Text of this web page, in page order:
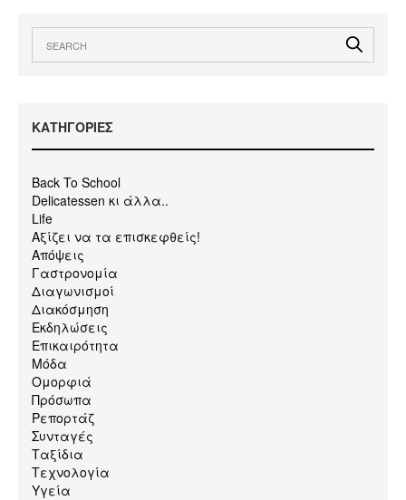
KΑΤΗΓΟΡΙΕΣ
Back To School
Delicatessen κι άλλα..
Life
Αξίζει να τα επισκεφθείς!
Απόψεις
Γαστρονομία
Διαγωνισμοί
Διακόσμηση
Εκδηλώσεις
Επικαιρότητα
Μόδα
Ομορφιά
Πρόσωπα
Ρεπορτάζ
Συνταγές
Ταξίδια
Τεχνολογία
Υγεία